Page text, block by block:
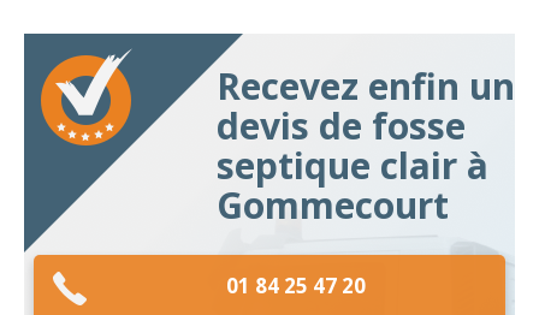
Recevez enfin un
devis de fosse
septique clair à
Gommecourt
01 84 25 47 20